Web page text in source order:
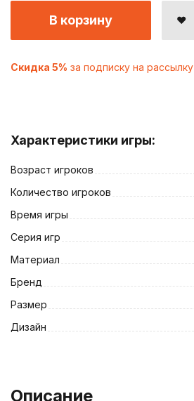
Характеристики игры:
Возраст игроков
Количество игроков
Время игры
Серия игр
Материал
Бренд
Размер
Дизайн
В корзину
Скидка 5% за подписку на рассылку
Описание